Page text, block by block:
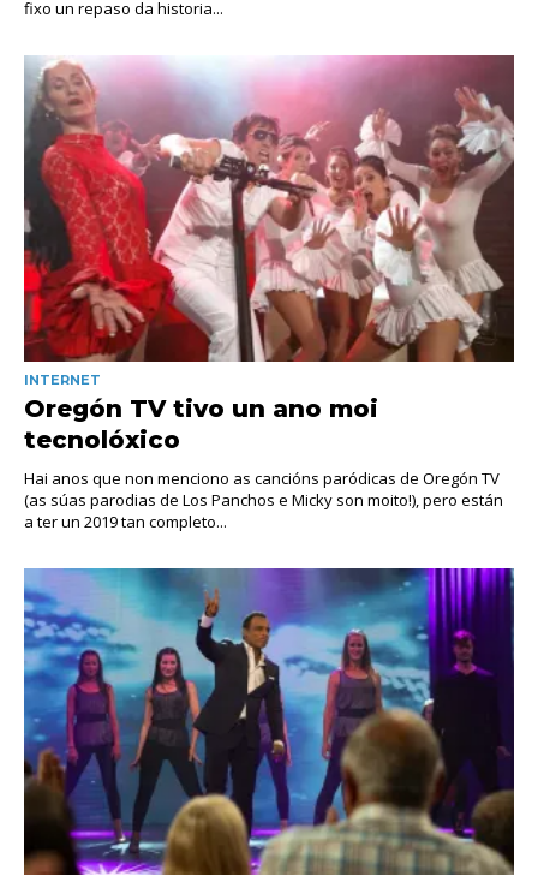
fixo un repaso da historia...
INTERNET
Oregón TV tivo un ano moi
tecnolóxico
Hai anos que non menciono as cancións paródicas de Oregón TV
(as súas parodias de Los Panchos e Micky son moito!), pero están
a ter un 2019 tan completo...